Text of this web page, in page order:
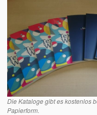
Die Kataloge gibt es kostenlos
Papierform.